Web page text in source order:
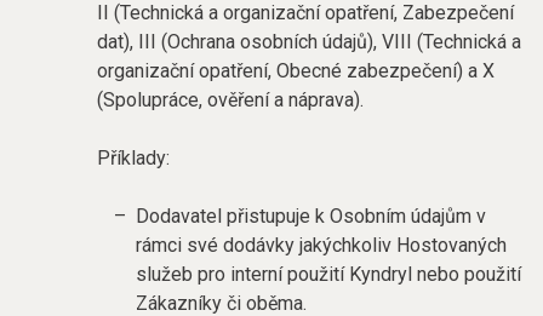
II (Technická a organizační opatření, Zabezpečení
dat), III (Ochrana osobních údajů), VIII (Technická a
organizační opatření, Obecné zabezpečení) a X
(Spolupráce, ověření a náprava).
Příklady:
Dodavatel přistupuje k Osobním údajům v
rámci své dodávky jakýchkoliv Hostovaných
služeb pro interní použití Kyndryl nebo použití
Zákazníky či oběma.